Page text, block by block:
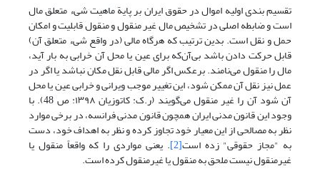
تقسیم بندی اولیه اموال در حقوق ایران بر پایة ماهیت شیء متعلق مال
است و ضابطه اصلی در تشخیص مال غیر منقول و منقول قابلیت و امکان
حمل و نقل است. بدین ترتیب که هرگاه مالی (در واقع شیء متعلق آن)
قابل حرکت دادن باشد بی‌آن‌که برای عین یا محل آن خرابی به بار آید،
مال را منقول می‌نامند. برعکس اگر مالی قابل نقل مکان نباشد یا اگر در
عمل نیز نقل آن ممکن شود، این تغییر موجب ویرانی و خرابی عین یا محل
آن شود آن را غیر منقول می‌گویند (ر.ک: کاتوزیان ۱۳۹۸: ص 48). با
وجود این قانون مدنی ایران همچون قانون مدنی فرانسه، در برخی موارد
نظر به مصالحی از این معیار خود تجاوز کرده و نظر به اهداف خود، دست
به "مجاز حقوقی" زده است[2] . یعنی مواردی را که واقعاً منقول یا
غیرمنقول نیست ملحق به منقول یا غیرمنقول کرده است.